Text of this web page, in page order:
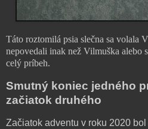
Táto roztomilá psia slečna sa volala
nepovedali inak než Vilmuška alebo
celý príbeh.
Smutný koniec jedného
začiatok druhého
Začiatok adventu v roku 2020